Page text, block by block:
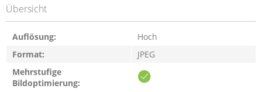
Übersicht
Auflösung:
Hoch
Format:
JPEG
Mehrstufige
Bildoptimierung: